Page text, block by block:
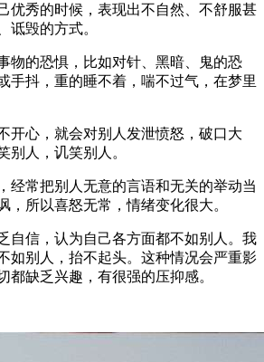
优秀的时候，表现出不自然、不舒服甚
诋毁的方式。
物的恐惧，比如对针、黑暗、鬼的恐
手抖，重的睡不着，喘不过气，在梦里
开心，就会对别人发泄愤怒，破口大
别人，讥笑别人。
经常把别人无意的言语和无关的举动当
，所以喜怒无常，情绪变化很大。
自信，认为自己各方面都不如别人。我
如别人，抬不起头。这种情况会严重影
都缺乏兴趣，有很强的压抑感。